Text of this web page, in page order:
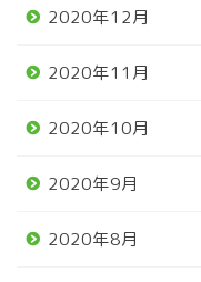
2020年12月
2020年11月
2020年10月
2020年9月
2020年8月